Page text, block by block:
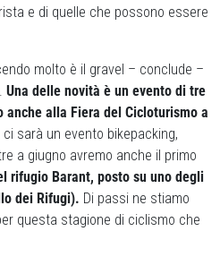
e di quelle che possono essere
molto è il gravel – conclude –
Una delle novità è un evento di tre
alla Fiera del Cicloturismo a
ci sarà un evento bikepacking,
a giugno avremo anche il primo
rifugio Barant, posto su uno degli
dei Rifugi). Di passi ne stiamo
questa stagione di ciclismo che